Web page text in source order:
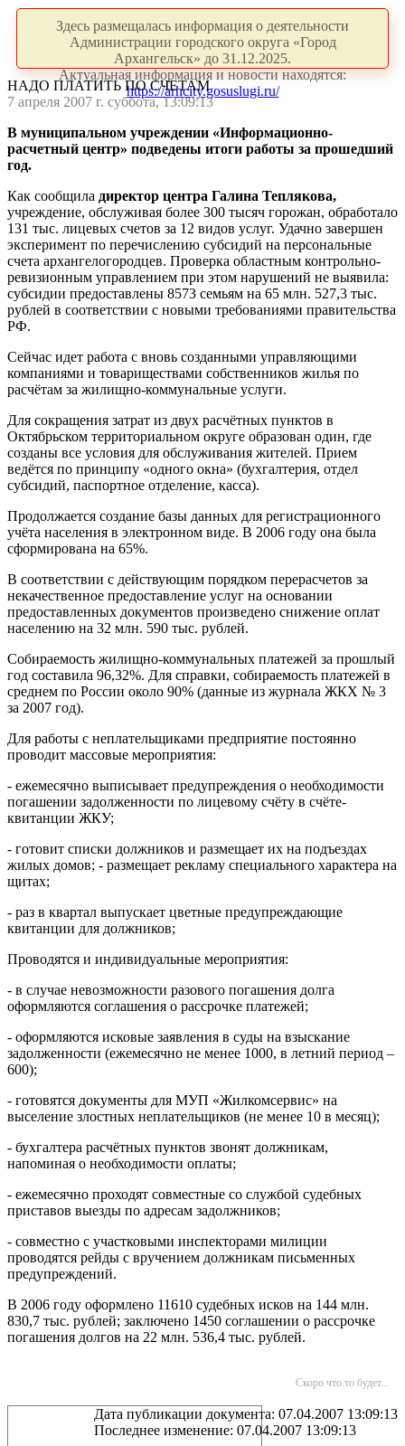
Здесь размещалась информация о деятельности
Администрации городского округа «Город
Архангельск» до 31.12.2025.
Актуальная информация и новости находятся:
https://arhcity.gosuslugi.ru/
НАДО ПЛАТИТЬ ПО СЧЕТАМ
7 апреля 2007 г. суббота, 13:09:13
В муниципальном учреждении «Информационно-
расчетный центр» подведены итоги работы за прошедший
год.
Как сообщила директор центра Галина Теплякова,
учреждение, обслуживая более 300 тысяч горожан, обработало
131 тыс. лицевых счетов за 12 видов услуг. Удачно завершен
эксперимент по перечислению субсидий на персональные
счета архангелогородцев. Проверка областным контрольно-
ревизионным управлением при этом нарушений не выявила:
субсидии предоставлены 8573 семьям на 65 млн. 527,3 тыс.
рублей в соответствии с новыми требованиями правительства
РФ.
Сейчас идет работа с вновь созданными управляющими
компаниями и товариществами собственников жилья по
расчётам за жилищно-коммунальные услуги.
Для сокращения затрат из двух расчётных пунктов в
Октябрьском территориальном округе образован один, где
созданы все условия для обслуживания жителей. Прием
ведётся по принципу «одного окна» (бухгалтерия, отдел
субсидий, паспортное отделение, касса).
Продолжается создание базы данных для регистрационного
учёта населения в электронном виде. В 2006 году она была
сформирована на 65%.
В соответствии с действующим порядком перерасчетов за
некачественное предоставление услуг на основании
предоставленных документов произведено снижение оплат
населению на 32 млн. 590 тыс. рублей.
Собираемость жилищно-коммунальных платежей за прошлый
год составила 96,32%. Для справки, собираемость платежей в
среднем по России около 90% (данные из журнала ЖКХ № 3
за 2007 год).
Для работы с неплательщиками предприятие постоянно
проводит массовые мероприятия:
- ежемесячно выписывает предупреждения о необходимости
погашении задолженности по лицевому счёту в счёте-
квитанции ЖКУ;
- готовит списки должников и размещает их на подъездах
жилых домов; - размещает рекламу специального характера на
щитах;
- раз в квартал выпускает цветные предупреждающие
квитанции для должников;
Проводятся и индивидуальные мероприятия:
- в случае невозможности разового погашения долга
оформляются соглашения о рассрочке платежей;
- оформляются исковые заявления в суды на взыскание
задолженности (ежемесячно не менее 1000, в летний период –
600);
- готовятся документы для МУП «Жилкомсервис» на
выселение злостных неплательщиков (не менее 10 в месяц);
- бухгалтера расчётных пунктов звонят должникам,
напоминая о необходимости оплаты;
- ежемесячно проходят совместные со службой судебных
приставов выезды по адресам задолжников;
- совместно с участковыми инспекторами милиции
проводятся рейды с вручением должникам письменных
предупреждений.
В 2006 году оформлено 11610 судебных исков на 144 млн.
830,7 тыс. рублей; заключено 1450 соглашении о рассрочке
погашения долгов на 22 млн. 536,4 тыс. рублей.
Скоро что то будет...
Дата публикации документа: 07.04.2007 13:09:13
Последнее изменение: 07.04.2007 13:09:13